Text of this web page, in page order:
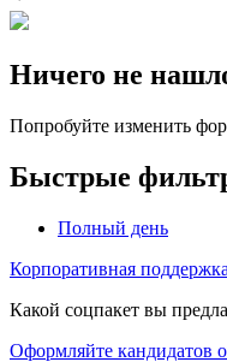
Ничего не
Попробуйте изменить
Быстрые
Полный день
Корпоративная
Какой соцпакет вы
Оформляйте кандидатов